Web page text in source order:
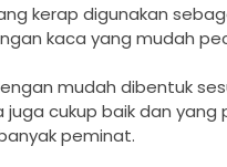
kerap digunakan
kaca yang mudah
mudah dibentuk
cukup baik dan
peminat.